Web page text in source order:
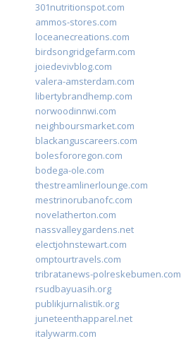
301nutritionspot.com
ammos-stores.com
loceanecreations.com
birdsongridgefarm.com
joiedevivblog.com
valera-amsterdam.com
libertybrandhemp.com
norwoodinnwi.com
neighboursmarket.com
blackanguscareers.com
bolesfororegon.com
bodega-ole.com
thestreamlinerlounge.com
mestrinorubanofc.com
novelatherton.com
nassvalleygardens.net
electjohnstewart.com
omptourtravels.com
tribratanews-polreskebumen.com
rsudbayuasih.org
publikjurnalistik.org
juneteenthapparel.net
italywarm.com